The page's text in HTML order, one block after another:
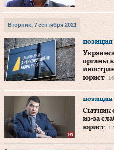
Вторник, 7 сентября 2021
позиция
органы
юрист
позиция
Сытник
из-за
юрист